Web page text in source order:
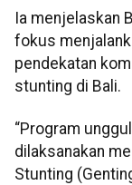
Ia menjelaskan
fokus
pendekatan
stunting di Bali.
“Program
dilaksanakan
Stunting